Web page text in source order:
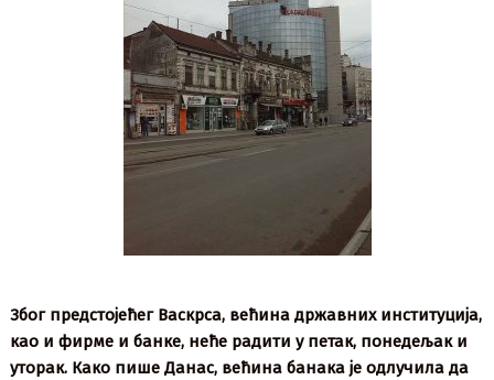
Због предстојећег Васкрса, већина државних институција,
као и фирме и банке, неће радити у петак, понедељак и
уторак. Како пише Данас, већина банака је одлучила да